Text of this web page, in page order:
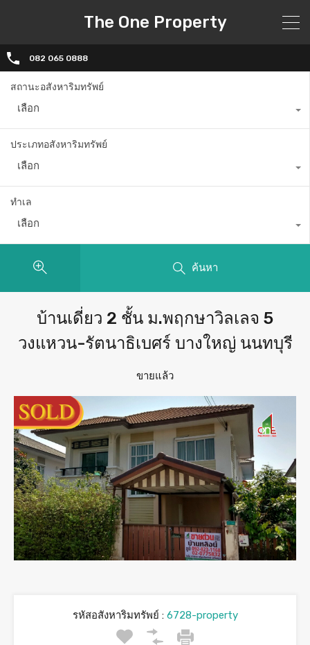
The One Property
082 065 0888
สถานะอสังหาริมทรัพย์
เลือก
ประเภทอสังหาริมทรัพย์
เลือก
ทำเล
เลือก
ค้นหา
บ้านเดี่ยว 2 ชั้น ม.พฤกษาวิลเลจ 5
วงแหวน-รัตนาธิเบศร์ บางใหญ่ นนทบุรี
ขายแล้ว
รหัสอสังหาริมทรัพย์ :6728-property